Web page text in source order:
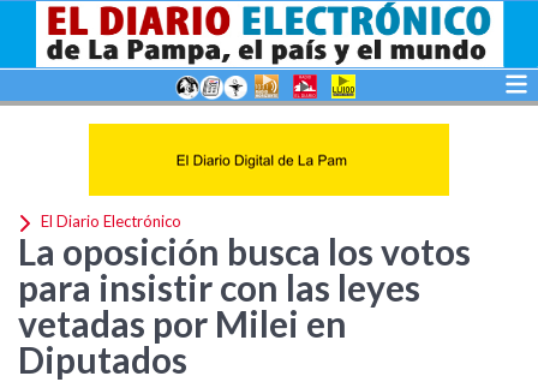
El Diario Electrónico
La oposición busca los votos
para insistir con las leyes
vetadas por Milei en
Diputados